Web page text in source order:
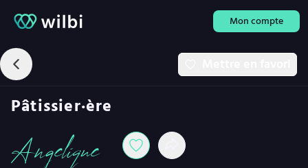
Mon compte
Pâtissier·ère
Angelique